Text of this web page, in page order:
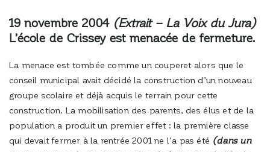
19 novembre 2004 (Extrait – La Voix du Jura)
L’école de Crissey est menacée de fermeture.
La menace est tombée comme un couperet alors que le
conseil municipal avait décidé la construction d’un nouveau
groupe scolaire et déjà acquis le terrain pour cette
construction. La mobilisation des parents, des élus et de la
population a produit un premier effet : la première classe
qui devait fermer à la rentrée 2001 ne l’a pas été (dans un